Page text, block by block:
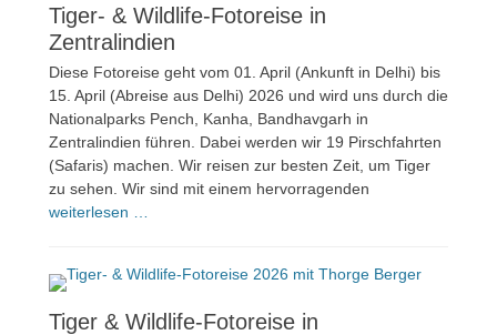
Tiger- & Wildlife-Fotoreise in
Zentralindien
Diese Fotoreise geht vom 01. April (Ankunft in Delhi) bis
15. April (Abreise aus Delhi) 2026 und wird uns durch die
Nationalparks Pench, Kanha, Bandhavgarh in
Zentralindien führen. Dabei werden wir 19 Pirschfahrten
(Safaris) machen. Wir reisen zur besten Zeit, um Tiger
zu sehen. Wir sind mit einem hervorragenden
weiterlesen …
Tiger & Wildlife-Fotoreise in